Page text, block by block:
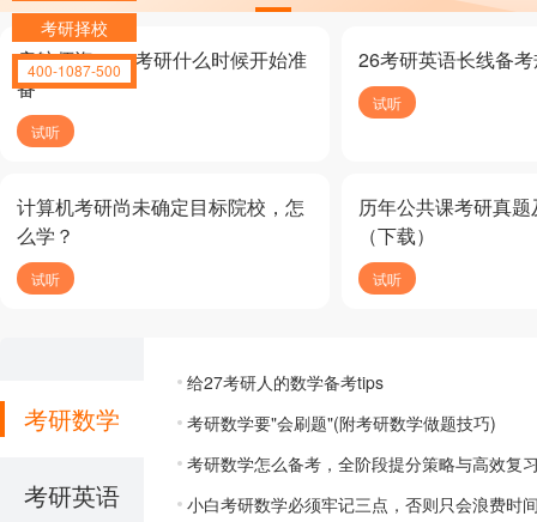
启航师资：27考研什么时候开始准
备
试听
26考研英语长线备
试听
计算机考研尚未确定目标院校，怎
么学？
试听
历年公共课考研真
（下载）
试听
考研数学
考研英语
给27考研人的数学备考tips
考研数学要"会刷题"(附考研数学做题技巧)
考研数学怎么备考，全阶段提分策略与高效复
小白考研数学必须牢记三点，否则只会浪费时
考研择校
400-1087-500